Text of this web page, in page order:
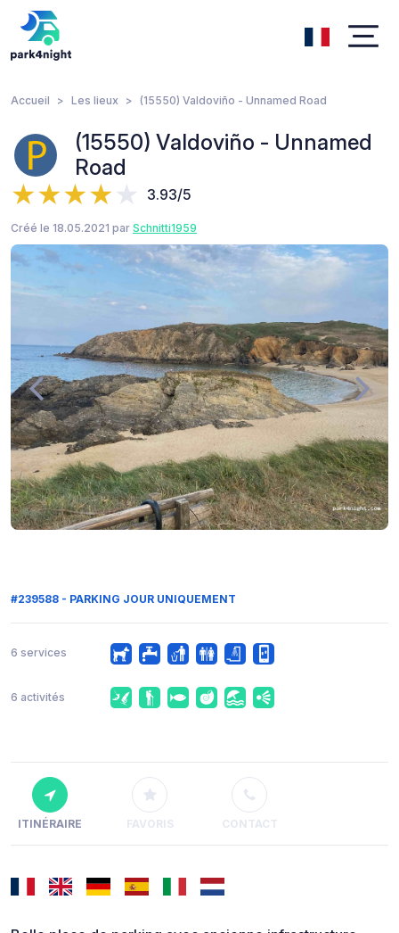
Accueil Les lieux (15550) Valdoviño - Unnamed Road
(15550) Valdoviño - Unnamed
Road
3.93/5
Créé le 18.05.2021 par Schnitti1959
#239588 - PARKING JOUR UNIQUEMENT
6 services
6 activités
ITINÉRAIRE FAVORIS CONTACT